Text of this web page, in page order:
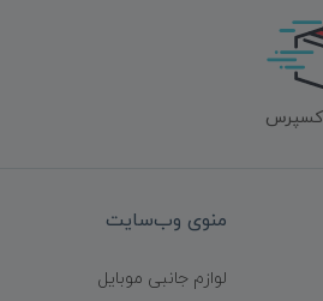
منوی وب‌سایت
لوازم جانبی موبایل